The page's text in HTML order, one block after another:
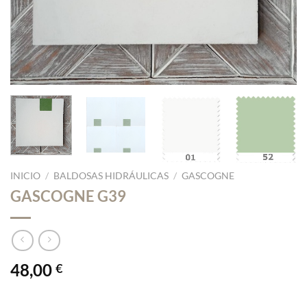
INICIO / BALDOSAS HIDRÁULICAS / GASCOGNE
GASCOGNE G39
48,00 €